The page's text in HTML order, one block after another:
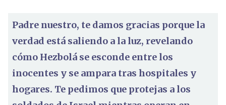
Padre nuestro, te damos gracias porque la
verdad está saliendo a la luz, revelando
cómo Hezbolá se esconde entre los
inocentes y se ampara tras hospitales y
hogares. Te pedimos que protejas a los